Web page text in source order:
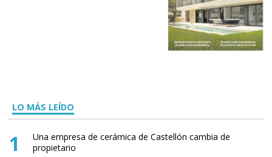
LO MÁS LEÍDO
1
Una empresa de cerámica de Castellón cambia de
propietario